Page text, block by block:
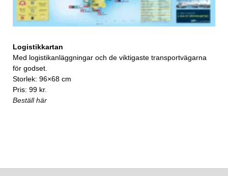
Logistikkartan
Med logistikanläggningar och de viktigaste transportvägarna
för godset.
Storlek: 96×68 cm
Pris: 99 kr.
Beställ här